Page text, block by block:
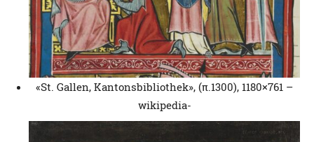
«St. Gallen, Kantonsbibliothek», (π.1300), 1180×761 –
wikipedia-